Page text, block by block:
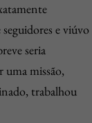
e viúvo
seria
uma missão,
trabalhou